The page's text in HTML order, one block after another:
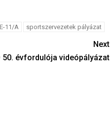
11/A sportszervezetek pályázat
Next
50. évfordulója videópályázat